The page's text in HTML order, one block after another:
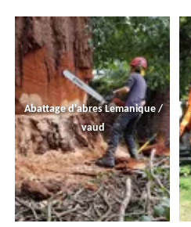
Abattage d'abres Lemanique /
vaud